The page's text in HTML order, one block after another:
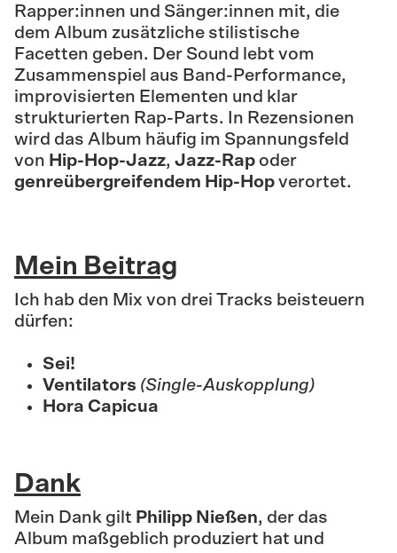
Rapper:innen und Sänger:innen mit, die
dem Album zusätzliche stilistische
Facetten geben. Der Sound lebt vom
Zusammenspiel aus Band-Performance,
improvisierten Elementen und klar
strukturierten Rap-Parts. In Rezensionen
wird das Album häufig im Spannungsfeld
von Hip-Hop-Jazz, Jazz-Rap oder
genreübergreifendem Hip-Hop verortet.
Mein Beitrag
Ich hab den Mix von drei Tracks beisteuern
dürfen:
Sei!
Ventilators (Single-Auskopplung)
Hora Capicua
Dank
Mein Dank gilt Philipp Nießen, der das
Album maßgeblich produziert hat und